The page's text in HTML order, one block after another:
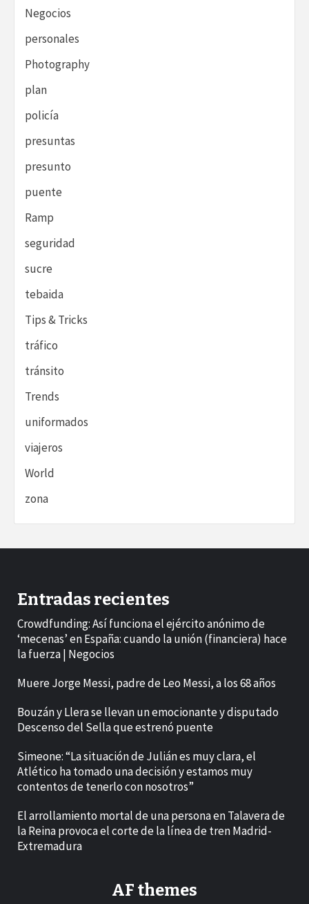
Negocios
personales
Photography
plan
policía
presuntas
presunto
puente
Ramp
seguridad
sucre
tebaida
Tips & Tricks
tráfico
tránsito
Trends
uniformados
viajeros
World
zona
Entradas recientes
Crowdfunding: Así funciona el ejército anónimo de
‘mecenas’ en España: cuando la unión (financiera) hace
la fuerza | Negocios
Muere Jorge Messi, padre de Leo Messi, a los 68 años
Bouzán y Llera se llevan un emocionante y disputado
Descenso del Sella que estrenó puente
Simeone: “La situación de Julián es muy clara, el
Atlético ha tomado una decisión y estamos muy
contentos de tenerlo con nosotros”
El arrollamiento mortal de una persona en Talavera de
la Reina provoca el corte de la línea de tren Madrid-
Extremadura
AF themes